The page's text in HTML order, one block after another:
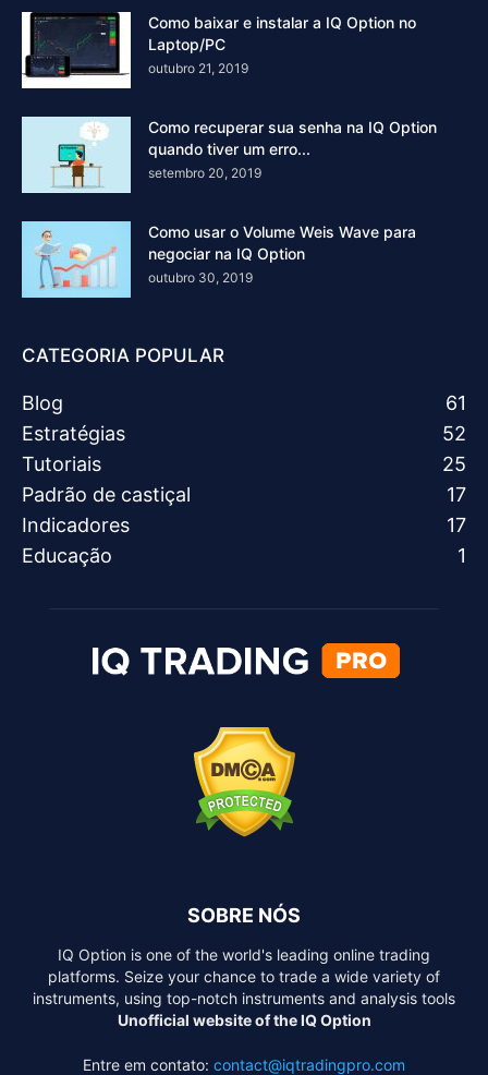
Como baixar e instalar a IQ Option no
Laptop/PC
outubro 21, 2019
Como recuperar sua senha na IQ Option
quando tiver um erro...
setembro 20, 2019
Como usar o Volume Weis Wave para
negociar na IQ Option
outubro 30, 2019
CATEGORIA POPULAR
Blog
61
Estratégias
52
Tutoriais
25
Padrão de castiçal
17
Indicadores
17
Educação
1
SOBRE NÓS
IQ Option is one of the world's leading online trading
platforms. Seize your chance to trade a wide variety of
instruments, using top-notch instruments and analysis tools
Unofficial website of the IQ Option
Entre em contato: contact@iqtradingpro.com